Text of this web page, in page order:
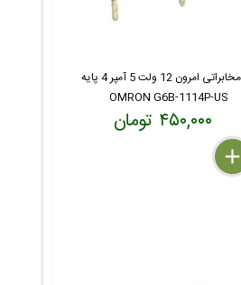
رله مخابراتی امرون 12 ولت 5 آمپر 4 پایه
OMRON G6B-1114P-US
۴۵۰,۰۰۰ تومان
delete
remove
add